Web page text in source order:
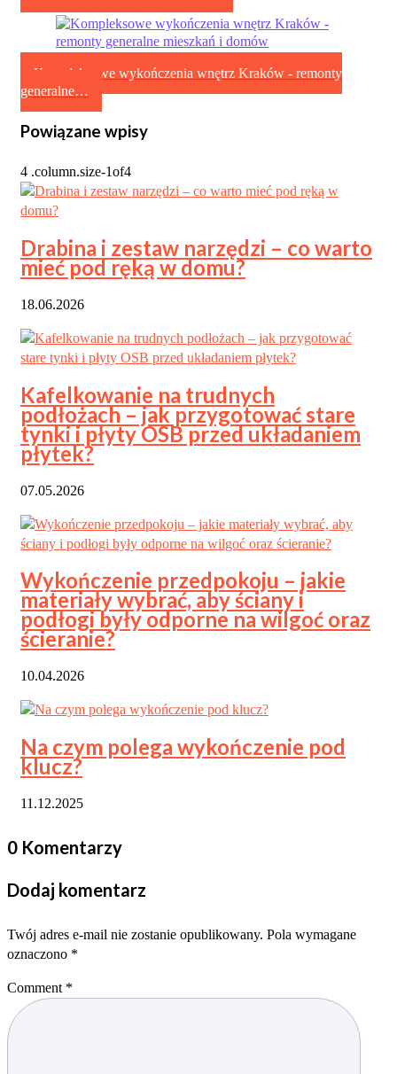
Kompleksowe wykończenia wnętrz Kraków - remonty
generalne…
Powiązane wpisy
Drabina i zestaw narzędzi – co warto
mieć pod ręką w domu?
18.06.2026
Kafelkowanie na trudnych
podłożach – jak przygotować stare
tynki i płyty OSB przed układaniem
płytek?
07.05.2026
Wykończenie przedpokoju – jakie
materiały wybrać, aby ściany i
podłogi były odporne na wilgoć oraz
ścieranie?
10.04.2026
Na czym polega wykończenie pod
klucz?
11.12.2025
0 Komentarzy
Dodaj komentarz
Twój adres e-mail nie zostanie opublikowany. Pola wymagane
oznaczono *
Comment *